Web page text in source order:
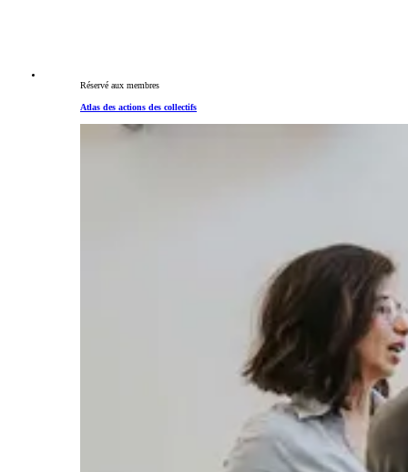
Réservé aux membres
Atlas des actions des collectifs